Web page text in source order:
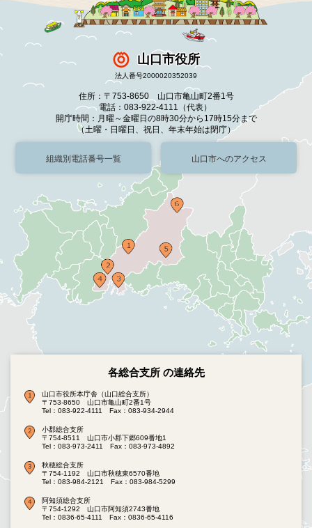
山口市役所
法人番号2000020352039
住所：〒753-8650 山口市亀山町2番1号
電話：083-922-4111（代表）
開庁時間：月曜～金曜日の8時30分から17時15分まで
（土曜・日曜日、祝日、年末年始は閉庁）
組織別電話番号一覧 山口市へのアクセス
各総合支所 の連絡先
山口市役所本庁舎（山口総合支所）
〒753-8650 山口市亀山町2番1号
Tel：083-922-4111
Fax：083-934-2944
小郡総合支所
〒754-8511 山口市小郡下郷609番地1
Tel：083-973-2411
Fax：083-973-4892
秋穂総合支所
〒754-1192 山口市秋穂東6570番地
Tel：083-984-2121
Fax：083-984-5299
阿知須総合支所
〒754-1292 山口市阿知須2743番地
Tel：0836-65-4111
Fax：0836-65-4116